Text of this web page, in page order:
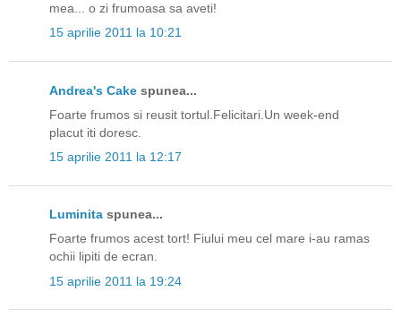
mea... o zi frumoasa sa aveti!
15 aprilie 2011 la 10:21
Andrea's Cake spunea...
Foarte frumos si reusit tortul.Felicitari.Un week-end
placut iti doresc.
15 aprilie 2011 la 12:17
Luminita spunea...
Foarte frumos acest tort! Fiului meu cel mare i-au ramas
ochii lipiti de ecran.
15 aprilie 2011 la 19:24